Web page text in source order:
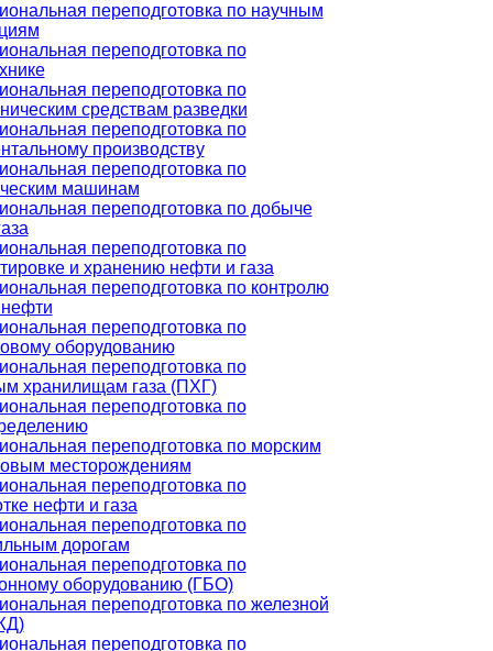
переподготовка по научным
переподготовка по
переподготовка по
средствам разведки
переподготовка по
производству
переподготовка по
машинам
переподготовка по добыче
переподготовка по
и хранению нефти и газа
переподготовка по контролю
нефти
переподготовка по
оборудованию
переподготовка по
хранилищам газа (ПХГ)
переподготовка по
переподготовка по морским
месторождениям
переподготовка по
нефти и газа
переподготовка по
дорогам
переподготовка по
оборудованию (ГБО)
переподготовка по железной
переподготовка по